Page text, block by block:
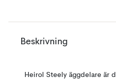
Beskrivning
Heirol Steely äggdelare är